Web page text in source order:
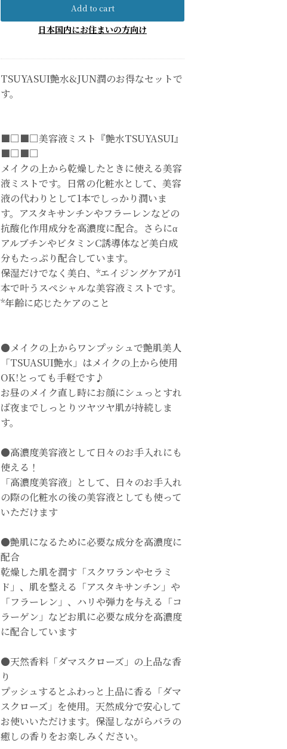
Add to cart
日本国内にお住まいの方向け
TSUYASUI艶水&JUN潤のお得なセットで
す。
■□■□美容液ミスト『艶水TSUYASUI』
■□■□
メイクの上から乾燥したときに使える美容
液ミストです。日常の化粧水として、美容
液の代わりとして1本でしっかり潤いま
す。アスタキサンチンやフラーレンなどの
抗酸化作用成分を高濃度に配合。さらにα
アルブチンやビタミンC誘導体など美白成
分もたっぷり配合しています。
保湿だけでなく美白、*エイジングケアが1
本で叶うスペシャルな美容液ミストです。
*年齢に応じたケアのこと
●メイクの上からワンプッシュで艶肌美人
「TSUASUI艶水」はメイクの上から使用
OK!とっても手軽です♪
お昼のメイク直し時にお顔にシュっとすれ
ば夜までしっとりツヤツヤ肌が持続しま
す。
●高濃度美容液として日々のお手入れにも
使える！
「高濃度美容液」として、日々のお手入れ
の際の化粧水の後の美容液としても使って
いただけます
●艶肌になるために必要な成分を高濃度に
配合
乾燥した肌を潤す「スクワランやセラミ
ド」、 肌を整える「アスタキサンチン」や
「フラーレン」、 ハリや弾力を与える「コ
ラーゲン」などお肌に必要な成分を高濃度
に配合しています
●天然香料「ダマスクローズ」の上品な香
り
プッシュするとふわっと上品に香る「ダマ
スクローズ」を使用。天然成分で安心して
お使いいただけます。保湿しながらバラの
癒しの香りをお楽しみください。